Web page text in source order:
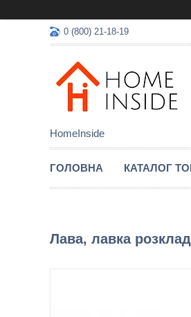
0 (800) 21-18-19
HomeInside
ГОЛОВНА КАТАЛОГ
Лава, лавка